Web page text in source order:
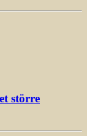
större